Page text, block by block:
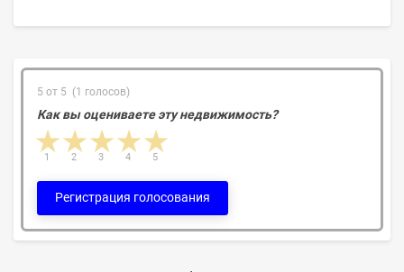
5 от 5 (1 голосов)
Как вы оцениваете эту недвижимость?
4 stars
3 stars
2 stars
1 star 5
4
3
2
1
Регистрация голосования